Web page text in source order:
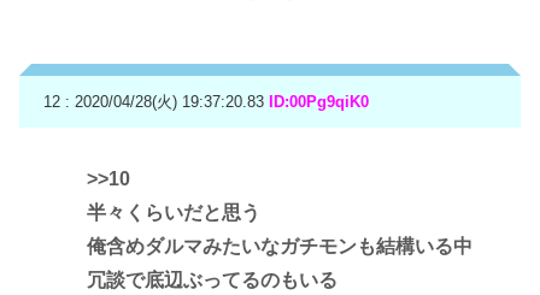
12 : 2020/04/28(火) 19:37:20.83 ID:00Pg9qiK0
>>10
半々くらいだと思う
俺含めダルマみたいなガチモンも結構いる中
冗談で底辺ぶってるのもいる